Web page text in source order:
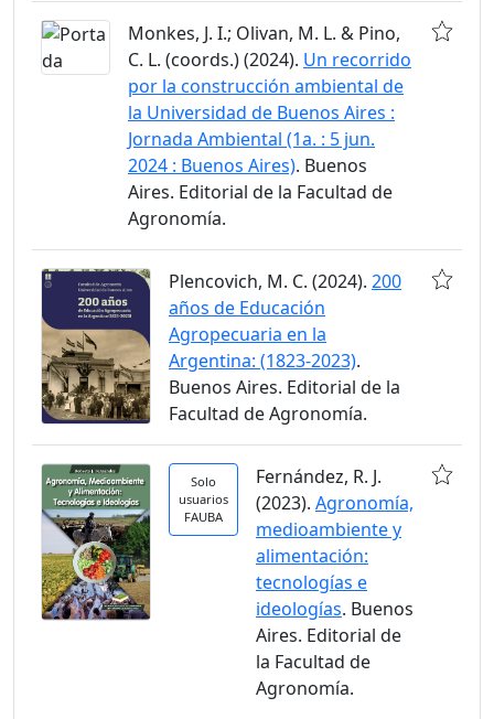
Monkes, J. I.; Olivan, M. L. & Pino,
C. L. (coords.) (2024). Un recorrido
por la construcción ambiental de
la Universidad de Buenos Aires :
Jornada Ambiental (1a. : 5 jun.
2024 : Buenos Aires). Buenos
Aires. Editorial de la Facultad de
Agronomía.
Plencovich, M. C. (2024). 200
años de Educación
Agropecuaria en la
Argentina: (1823-2023).
Buenos Aires. Editorial de la
Facultad de Agronomía.
Solo
usuarios
FAUBA
Fernández, R. J.
(2023). Agronomía,
medioambiente y
alimentación:
tecnologías e
ideologías. Buenos
Aires. Editorial de
la Facultad de
Agronomía.